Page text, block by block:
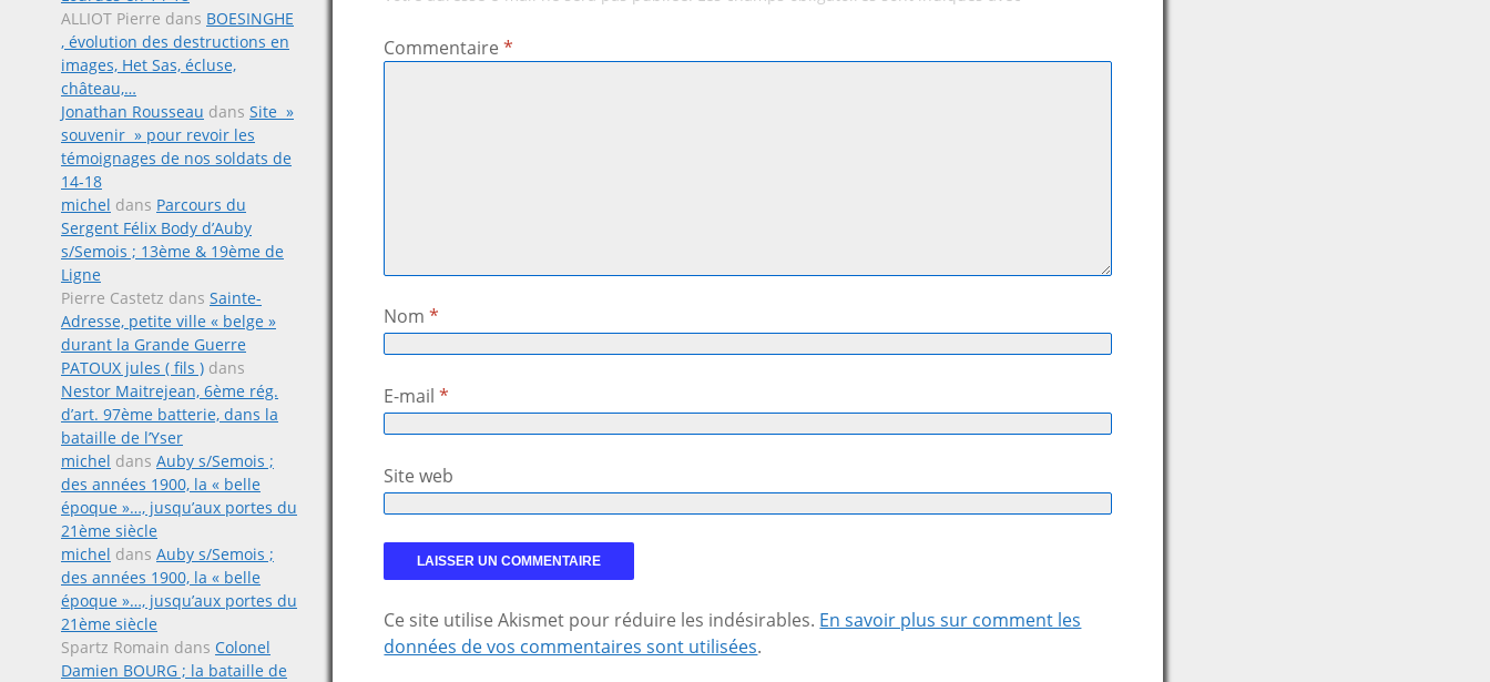
ALLIOT Pierre dans BOESINGHE
, évolution des destructions en
images, Het Sas, écluse,
château,…
Jonathan Rousseau dans Site »
souvenir » pour revoir les
témoignages de nos soldats de
14-18
michel dans Parcours du
Sergent Félix Body d’Auby
s/Semois ; 13ème & 19ème de
Ligne
Pierre Castetz dans Sainte-
Adresse, petite ville « belge »
durant la Grande Guerre
PATOUX jules ( fils ) dans
Nestor Maitrejean, 6ème rég.
d’art. 97ème batterie, dans la
bataille de l’Yser
michel dans Auby s/Semois ;
des années 1900, la « belle
époque »…, jusqu’aux portes du
21ème siècle
michel dans Auby s/Semois ;
des années 1900, la « belle
époque »…, jusqu’aux portes du
21ème siècle
Spartz Romain dans Colonel
Damien BOURG ; la bataille de
Commentaire*
Nom*
E-mail*
Site web
Ce site utilise Akismet pour réduire les indésirables. En savoir plus sur comment les
données de vos commentaires sont utilisées.